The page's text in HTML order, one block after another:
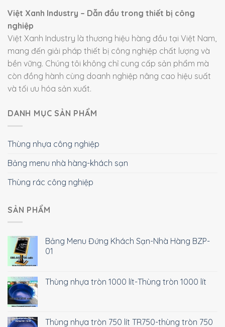
Việt Xanh Industry – Dẫn đầu trong thiết bị công
nghiệp
Việt Xanh Industry là thương hiệu hàng đầu tại Việt Nam,
mang đến giải pháp thiết bị công nghiệp chất lượng và
bền vững. Chúng tôi không chỉ cung cấp sản phẩm mà
còn đồng hành cùng doanh nghiệp nâng cao hiệu suất
và tối ưu hóa sản xuất.
DANH MỤC SẢN PHẨM
Thùng nhựa công nghiệp
Bảng menu nhà hàng-khách sạn
Thùng rác công nghiệp
SẢN PHẨM
Bảng Menu Đứng Khách Sạn-Nhà Hàng BZP-
01
Thùng nhựa tròn 1000 lít-Thùng tròn 1000 lít
Thùng nhựa tròn 750 lít TR750-thùng tròn 750